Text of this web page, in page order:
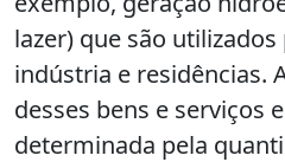
lazer) que são
indústria e residências.
desses bens e serviços
determinada pela